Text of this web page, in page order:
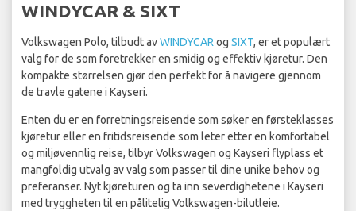
WINDYCAR & SIXT
Volkswagen Polo, tilbudt avWINDYCAR og SIXT, er et populært
valg for de som foretrekker en smidig og effektiv kjøretur. Den
kompakte størrelsen gjør den perfekt for å navigere gjennom
de travle gatene i Kayseri.
Enten du er en forretningsreisende som søker en førsteklasses
kjøretur eller en fritidsreisende som leter etter en komfortabel
og miljøvennlig reise, tilbyr Volkswagen og Kayseri flyplass et
mangfoldig utvalg av valg som passer til dine unike behov og
preferanser. Nyt kjøreturen og ta inn severdighetene i Kayseri
med tryggheten til en pålitelig Volkswagen-bilutleie.